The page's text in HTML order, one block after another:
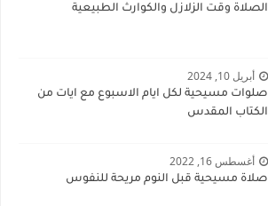
الصلاة وقت الزلازل والكوارث الطبيعية
أبريل 10, 2024
صلوات مسيحية لكل ايام الاسبوع مع ايات من
الكتاب المقدس
أغسطس 16, 2022
صلاة مسيحية قبل النوم مريحة للنفوس